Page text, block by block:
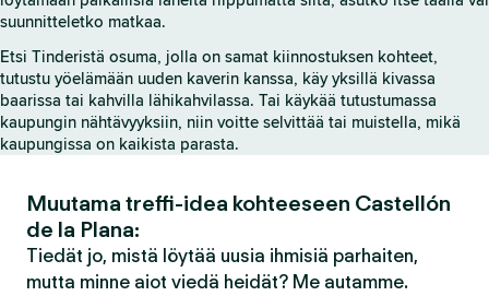
s
s
i
v
u
suunnitteletko matkaa.
Etsi Tinderistä osuma, jolla on samat kiinnostuksen kohteet,
tutustu yöelämään uuden kaverin kanssa, käy yksillä kivassa
baarissa tai kahvilla lähikahvilassa. Tai käykää tutustumassa
kaupungin nähtävyyksiin, niin voitte selvittää tai muistella, mikä
kaupungissa on kaikista parasta.
Muutama treffi-idea kohteeseen Castellón
de la Plana:
Tiedät jo, mistä löytää uusia ihmisiä parhaiten,
mutta minne aiot viedä heidät? Me autamme.